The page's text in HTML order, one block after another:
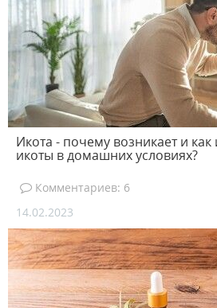
Икота - почему возникает и как
икоты в домашних условиях?
Комментариев: 6
14.02.2023